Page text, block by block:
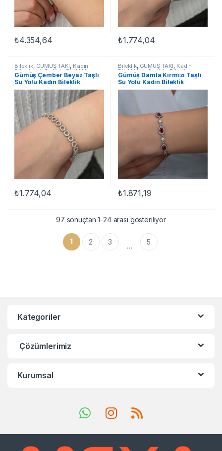
₺4.354,64 ₺1.774,04
Bileklik, GÜMÜŞ TAKI, Kadın
Bileklikleri, Su Yolu Bileklikler
Gümüş Çember Beyaz Taşlı
Su Yolu Kadın Bileklik
₺1.774,04
Bileklik, GÜMÜŞ TAKI, Kadın
Bileklikleri Su Yolu Bileklikler
Gümüş Damla Kırmızı Taşlı
Su Yolu Kadın Bileklik
₺1.871,19
97 sonuçtan 1-24 arası gösteriliyor
1 2 3 … 5
Kategoriler
Çözümlerimiz
Kurumsal